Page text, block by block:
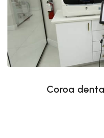
Coroa
Coroa